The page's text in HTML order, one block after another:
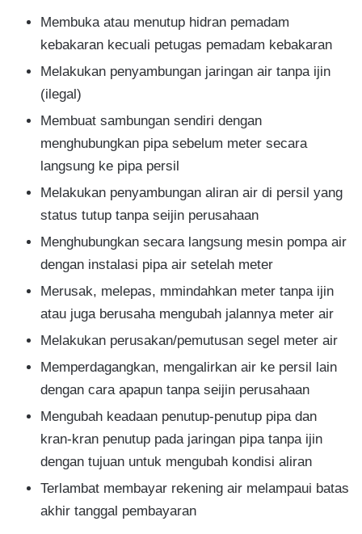
Membuka atau menutup hidran pemadam
kebakaran kecuali petugas pemadam kebakaran
Melakukan penyambungan jaringan air tanpa ijin
(ilegal)
Membuat sambungan sendiri dengan
menghubungkan pipa sebelum meter secara
langsung ke pipa persil
Melakukan penyambungan aliran air di persil yang
status tutup tanpa seijin perusahaan
Menghubungkan secara langsung mesin pompa air
dengan instalasi pipa air setelah meter
Merusak, melepas, mmindahkan meter tanpa ijin
atau juga berusaha mengubah jalannya meter air
Melakukan perusakan/pemutusan segel meter air
Memperdagangkan, mengalirkan air ke persil lain
dengan cara apapun tanpa seijin perusahaan
Mengubah keadaan penutup-penutup pipa dan
kran-kran penutup pada jaringan pipa tanpa ijin
dengan tujuan untuk mengubah kondisi aliran
Terlambat membayar rekening air melampaui batas
akhir tanggal pembayaran